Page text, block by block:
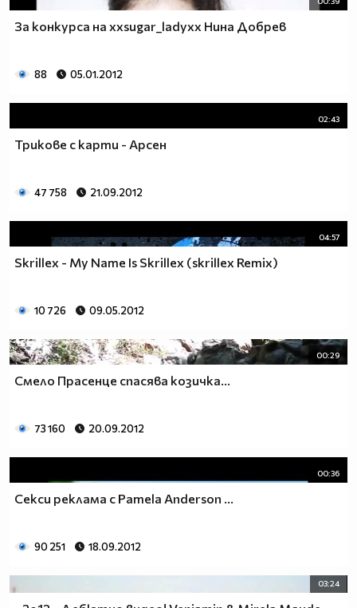
За конкурса на xxsugar_ladyxx Нина Добрев
88 05.01.2012
02:43
Трикове с карти - Арсен
47 758 21.09.2012
04:57
Skrillex - My Name Is Skrillex (skrillex Remix)
10 726 09.05.2012
00:29
Смело Прасенце спасява козичка...
73 160 20.09.2012
00:36
Секси реклама с Pamela Anderson ...
90 251 18.09.2012
03:24